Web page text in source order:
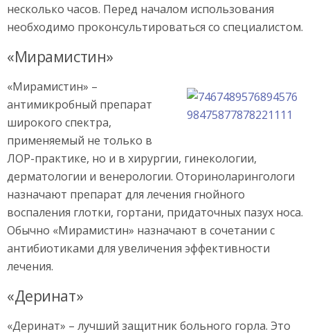
несколько часов. Перед началом использования
необходимо проконсультироваться со специалистом.
«Мирамистин»
«Мирамистин» –
антимикробный препарат
широкого спектра,
применяемый не только в
ЛОР-практике, но и в хирургии, гинекологии,
дерматологии и венерологии. Оториноларингологи
назначают препарат для лечения гнойного
воспаления глотки, гортани, придаточных пазух носа.
Обычно «Мирамистин» назначают в сочетании с
антибиотиками для увеличения эффективности
лечения.
«Деринат»
«Деринат» – лучший защитник больного горла. Это